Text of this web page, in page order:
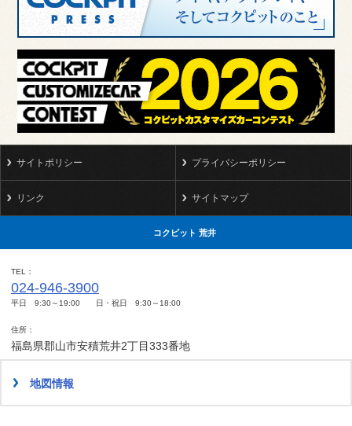
サイトポリシー プライバシーポリシー
リンク サイトマップ
コクピット 荒井
TEL
024-946-3900
平日 9:30～19:00 日・祝日 9:30～18:00
住所
福島県郡山市安積荒井2丁目333番地
地図情報